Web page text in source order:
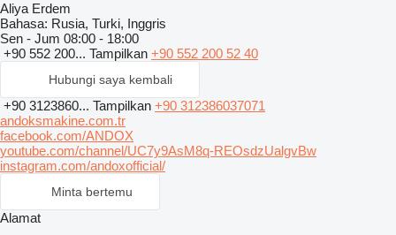
Aliya Erdem
Bahasa: Rusia, Turki, Inggris
Sen - Jum 08:00 - 18:00
+90 552 200... Tampilkan +90 552 200 52 40
Hubungi saya kembali
+90 3123860... Tampilkan +90 312386037071
andoksmakine.com.tr
facebook.com/ANDOX
youtube.com/channel/UC7y9AsM8q-REOsdzUalgvBw
instagram.com/andoxofficial/
Minta bertemu
Alamat